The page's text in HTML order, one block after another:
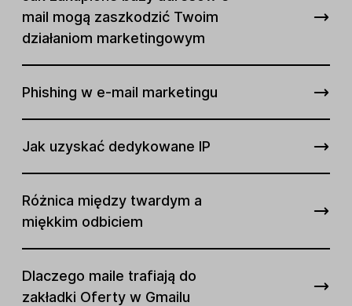
mail mogą zaszkodzić Twoim
działaniom marketingowym
Phishing w e-mail marketingu
Jak uzyskać dedykowane IP
Różnica między twardym a
miękkim odbiciem
Dlaczego maile trafiają do
zakładki Oferty w Gmailu